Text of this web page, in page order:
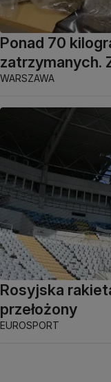
Ponad 70
zatrzymanych.
WARSZAWA
Rosyjska
przełożony
EUROSPORT